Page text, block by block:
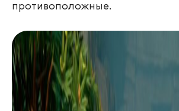
противоположные.